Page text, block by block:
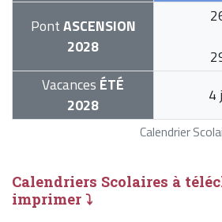
Calendrier
PontASCENSION
2028
Vacances ÉTÉ
2028
4
Calendriers Scolaires à
imprimer ⤵